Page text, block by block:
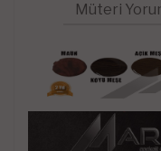
Müteri